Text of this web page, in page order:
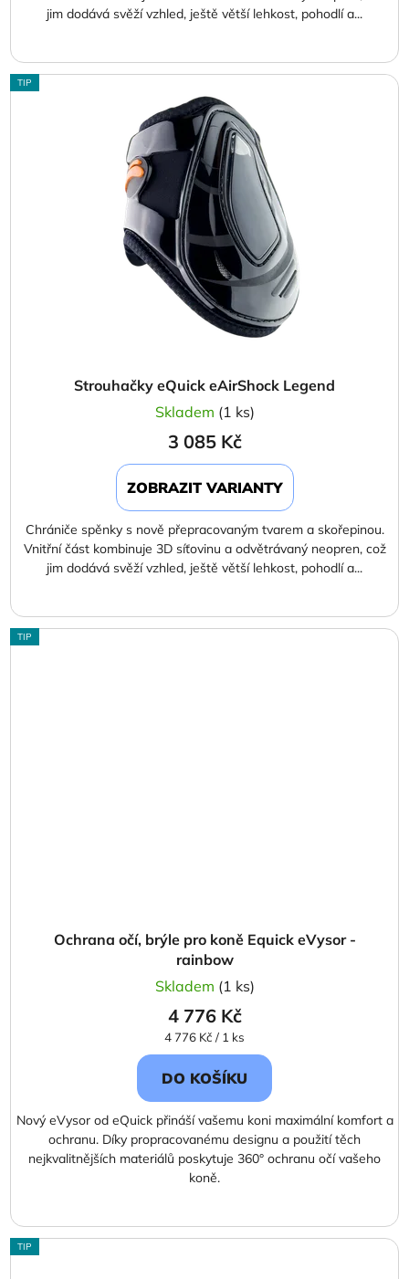
jim dodává svěží vzhled, ještě větší lehkost, pohodlí a...
TIP
Strouhačky eQuick eAirShock Legend
Skladem (1 ks)
3 085 Kč
ZOBRAZIT VARIANTY
Chrániče spěnky s nově přepracovaným tvarem a skořepinou.
Vnitřní část kombinuje 3D síťovinu a odvětrávaný neopren, což
jim dodává svěží vzhled, ještě větší lehkost, pohodlí a...
TIP
Ochrana očí, brýle pro koně Equick eVysor -
rainbow
Skladem (1 ks)
4 776 Kč
Měrná
cena:
4 776 Kč / 1 ks
DO KOŠÍKU
Nový eVysor od eQuick přináší vašemu koni maximální komfort a
ochranu. Díky propracovanému designu a použití těch
nejkvalitnějších materiálů poskytuje 360° ochranu očí vašeho
koně.
TIP